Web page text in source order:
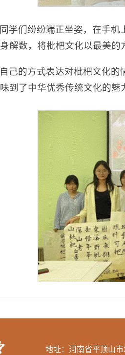
学们纷纷端正坐姿，在手
解数，将枇杷文化以最美
己的方式表达对枇杷文化
到了中华优秀传统文化的魅
地址：河南省平顶山